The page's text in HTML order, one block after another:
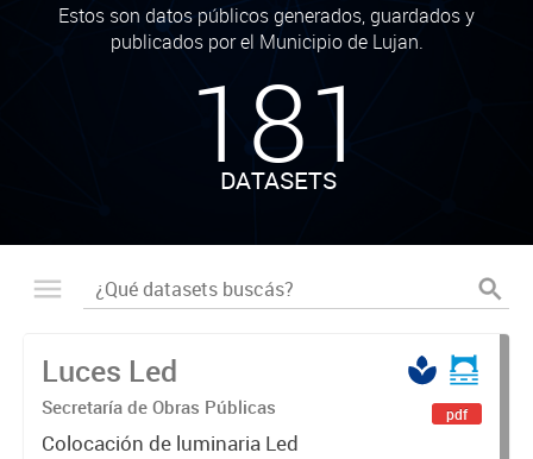
Estos son datos públicos generados, guardados y
publicados por el Municipio de Lujan.
181
DATASETS
Luces Led
Secretaría de Obras Públicas
Colocación de luminaria Led
pdf